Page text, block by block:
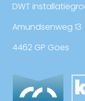
DWT
Amundsenweg 13
4462 GP Goes